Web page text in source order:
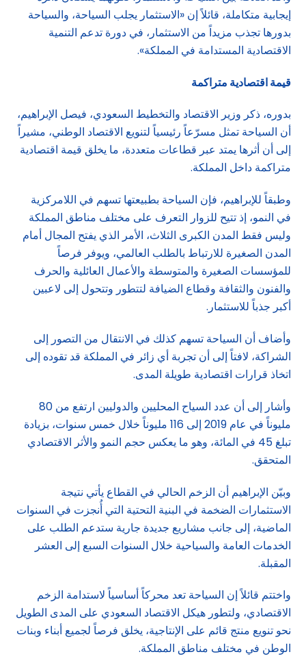
إيجابية متكاملة، قائلاً إن «الاستثمار يجلب السياحة، والسياحة
بدورها تجذب مزيداً من الاستثمار، في دورة تدعم التنمية
الاقتصادية المستدامة في المملكة».
قيمة اقتصادية متراكمة
بدوره، ذكر وزير الاقتصاد والتخطيط السعودي، فيصل الإبراهيم،
أن السياحة تمثل مسرّعاً رئيسياً لتنويع الاقتصاد الوطني، مشيراً
إلى أن أثرها يمتد عبر قطاعات متعددة، ما يخلق قيمة اقتصادية
متراكمة داخل المملكة.
وطبقاً للإبراهيم، فإن السياحة بطبيعتها تسهم في اللامركزية
في النمو، إذ تتيح للزوار التعرف على مختلف مناطق المملكة
وليس فقط المدن الكبرى الثلاث، الأمر الذي يفتح المجال أمام
المدن الصغيرة للارتباط بالطلب العالمي، ويوفر فرصاً
للمؤسسات الصغيرة والمتوسطة والأعمال العائلية والحرف
والفنون والثقافة وقطاع الضيافة لتتطور وتتحول إلى لاعبين
أكبر جذباً للاستثمار.
وأضاف أن السياحة تسهم كذلك في الانتقال من التصور إلى
الشراكة، لافتاً إلى أن تجربة أي زائر في المملكة قد تقوده إلى
اتخاذ قرارات اقتصادية طويلة المدى.
وأشار إلى أن عدد السياح المحليين والدوليين ارتفع من 80
مليوناً في عام 2019 إلى 116 مليوناً خلال خمس سنوات، بزيادة
تبلغ 45 في المائة، وهو ما يعكس حجم النمو والأثر الاقتصادي
المتحقق.
وبيّن الإبراهيم أن الزخم الحالي في القطاع يأتي نتيجة
الاستثمارات الضخمة في البنية التحتية التي أُنجزت في السنوات
الماضية، إلى جانب مشاريع جديدة جارية ستدعم الطلب على
الخدمات العامة والسياحية خلال السنوات السبع إلى العشر
المقبلة.
واختتم قائلاً إن السياحة تعد محركاً أساسياً لاستدامة الزخم
الاقتصادي، ولتطور هيكل الاقتصاد السعودي على المدى الطويل
نحو تنويع منتج قائم على الإنتاجية، يخلق فرصاً لجميع أبناء وبنات
الوطن في مختلف مناطق المملكة.